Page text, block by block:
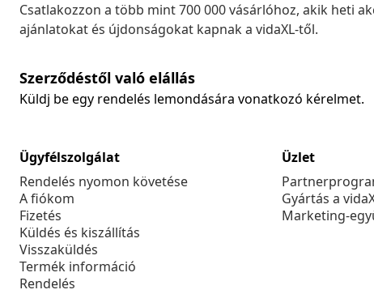
Csatlakozzon a több mint 700 000 vásárlóhoz, akik heti
ajánlatokat és újdonságokat kapnak a vidaXL-től.
Szerződéstől való elállás
Küldj be egy rendelés lemondására vonatkozó kérelmet.
Ügyfélszolgálat
Rendelés nyomon követése
A fiókom
Fizetés
Küldés és kiszállítás
Visszaküldés
Termék információ
Rendelés
Üzlet
Gyártás a
Marketing-